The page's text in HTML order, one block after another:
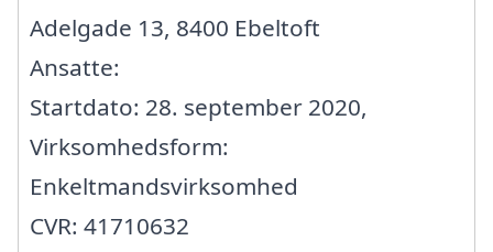
Adelgade 13, 8400 Ebeltoft
Ansatte:
Startdato: 28. september 2020,
Virksomhedsform:
Enkeltmandsvirksomhed
CVR: 41710632